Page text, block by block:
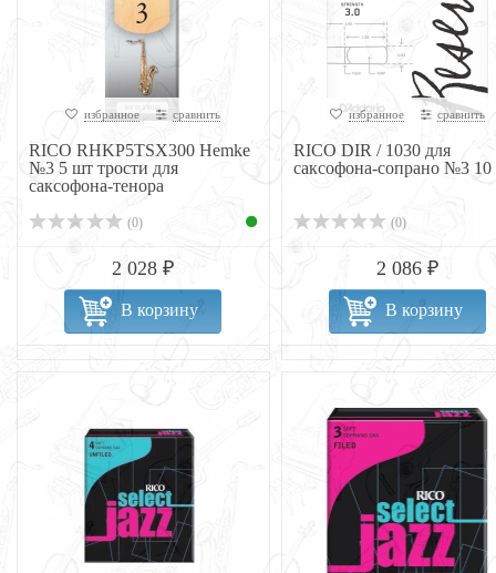
избранное сравнить
RICO RHKP5TSX300 Hemke
№3 5 шт трости для
саксофона-тенора
(0)
2 028 ₽
В корзину
избранное сравнить
RICO DIR / 1030 для
саксофона-сопрано №3
(0)
2 086 ₽
В корзину